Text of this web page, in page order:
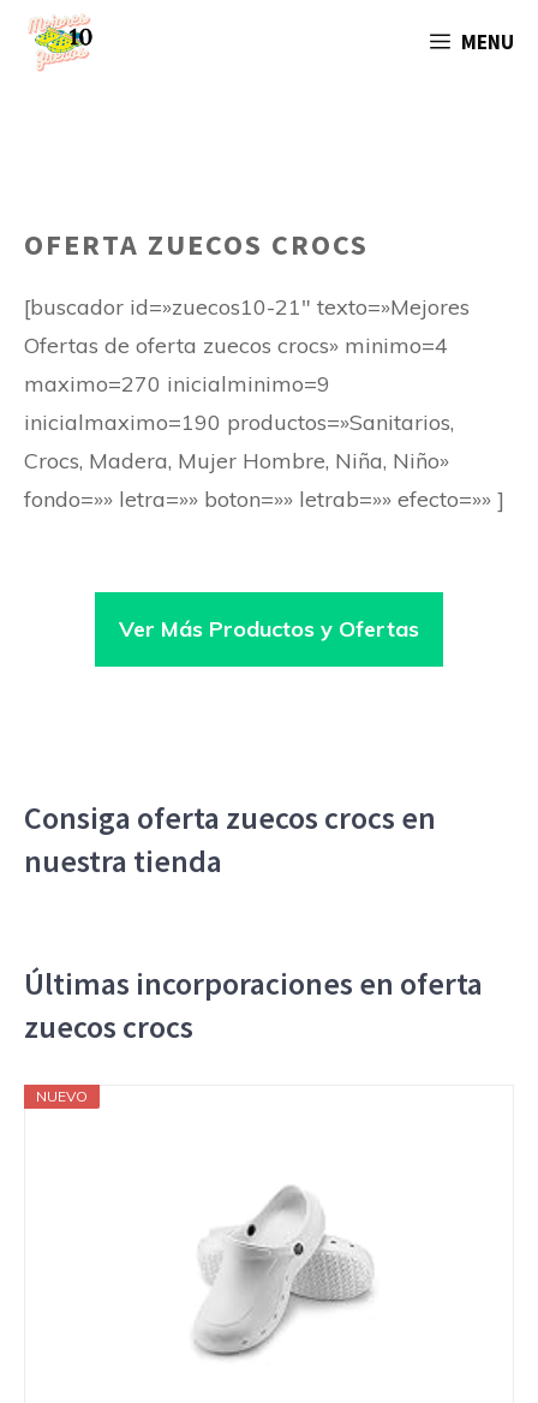
Saltar
MENU
OFERTA ZUECOS CROCS
[buscador id=»zuecos10-21″ texto=»Mejores
Ofertas de oferta zuecos crocs» minimo=4
maximo=270 inicialminimo=9
inicialmaximo=190 productos=»Sanitarios,
Crocs, Madera, Mujer Hombre, Niña, Niño»
fondo=»» letra=»» boton=»» letrab=»» efecto=»» ]
Ver Más Productos y Ofertas
Consiga oferta zuecos crocs en
nuestra tienda
Últimas incorporaciones en oferta
zuecos crocs
NUEVO